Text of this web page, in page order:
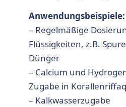
Anwendungsbeispiele:
– Regelmäßige
Flüssigkeiten, z.B.
Dünger
– Calcium und
Zugabe in
– Kalkwasserzugabe